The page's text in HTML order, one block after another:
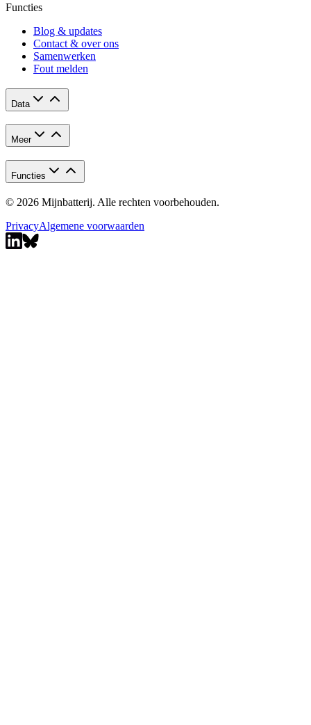
Functies
Blog & updates
Contact & over ons
Samenwerken
Fout melden
Data
Meer
Functies
© 2026 Mijnbatterij. Alle rechten voorbehouden.
PrivacyAlgemene voorwaarden